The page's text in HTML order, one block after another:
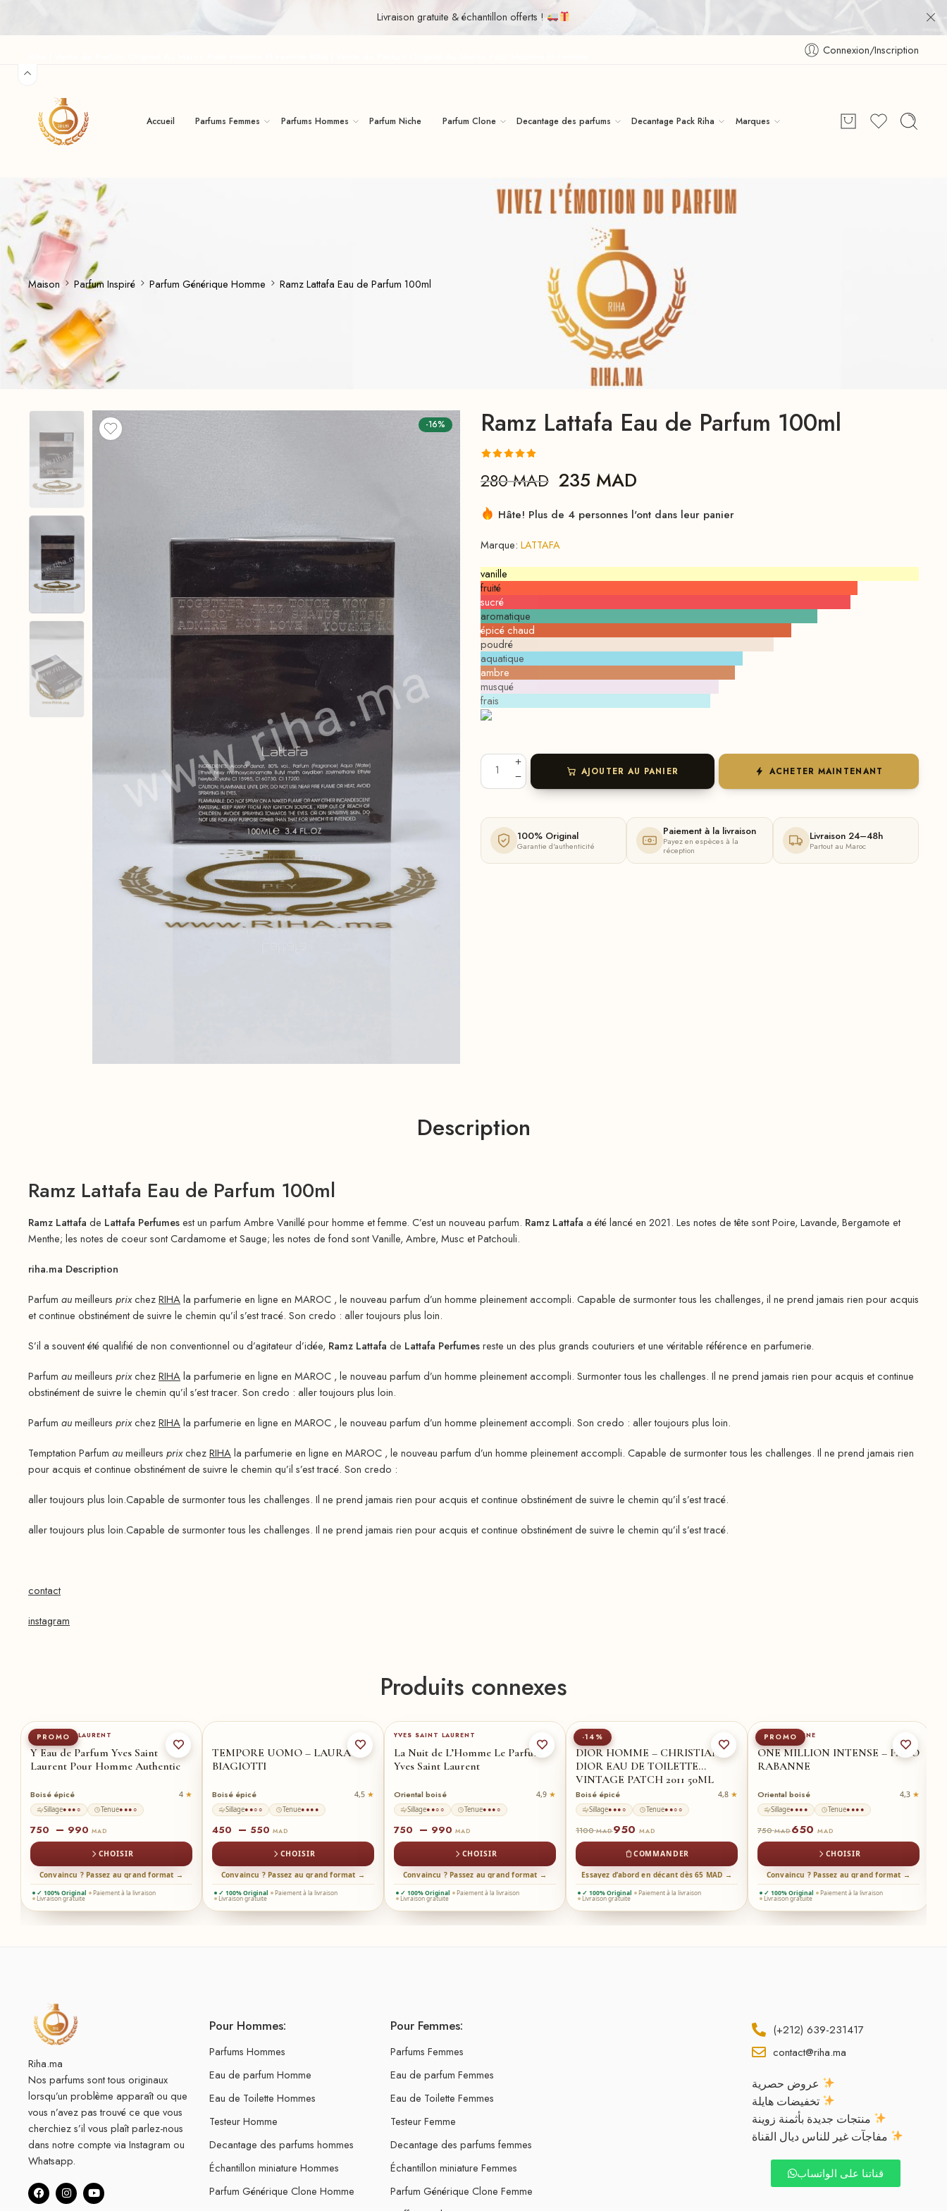
Livraison gratuite & échantillon offerts !
Connexion/Inscription
Accueil Parfums Femmes Parfums Hommes Parfum Niche Parfum Clone Decantage des parfums Decantage Pack Riha Marques
Maison Parfum Inspiré Parfum Générique Homme Ramz Lattafa Eau de Parfum 100ml
-16% Ramz Lattafa Eau de Parfum 100ml
5.00
sur 5 basé
sur
client
280MAD 235 MAD
Hâte! Plus de 4 personnes l'ont dans leur panier
Marque: LATTAFA
vanille
fruité
sucré
aromatique
épicé chaud
poudré
aquatique
ambre
musqué
frais
AJOUTER AU PANIER ACHETER MAINTENANT
100% Original
Garantie d'authenticité
Paiement à la livraison
Payez en espèces à la
réception
Livraison 24–48h
Partout au Maroc
Description
Ramz Lattafa Eau de Parfum 100ml
Ramz Lattafa de Lattafa Perfumesest un parfum Ambre Vanillé pour homme et femme. C’est un nouveau parfum. Ramz Lattafa a été lancé en 2021. Les notes de tête sont Poire, Lavande, Bergamote et
Menthe; les notes de coeur sont Cardamome et Sauge; les notes de fond sont Vanille, Ambre, Musc et Patchouli.
riha.ma Description
Parfum aumeilleurs prixchezRIHAla parfumerie en ligne en MAROC , le nouveau parfum d’un homme pleinement accompli. Capable de surmonter tous les challenges, il ne prend jamais rien pour acquis
et continue obstinément de suivre le chemin qu’il s’est tracé. Son credo : aller toujours plus loin.
S’il a souvent été qualifié de non conventionnel ou d’agitateur d’idée, Ramz Lattafa de Lattafa Perfumesreste un des plus grands couturiers et une véritable référence en parfumerie.
Parfum aumeilleurs prixchezRIHAla parfumerie en ligne en MAROC , le nouveau parfum d’un homme pleinement accompli. Surmonter tous les challenges. Il ne prend jamais rien pour acquis et continue
obstinément de suivre le chemin qu’il s’est tracer. Son credo : aller toujours plus loin.
Parfum aumeilleurs prixchezRIHAla parfumerie en ligne en MAROC , le nouveau parfum d’un homme pleinement accompli. Son credo : aller toujours plus loin.
Temptation Parfum aumeilleurs prixchezRIHAla parfumerie en ligne en MAROC , le nouveau parfum d’un homme pleinement accompli. Capable de surmonter tous les challenges. Il ne prend jamais rien
pour acquis et continue obstinément de suivre le chemin qu’il s’est tracé. Son credo :
aller toujours plus loin.Capable de surmonter tous les challenges. Il ne prend jamais rien pour acquis et continue obstinément de suivre le chemin qu’il s’est tracé.
aller toujours plus loin.Capable de surmonter tous les challenges. Il ne prend jamais rien pour acquis et continue obstinément de suivre le chemin qu’il s’est tracé.
contact
instagram
Produits connexes
PROMO
YVES SAINT LAURENT
Y Eau de Parfum Yves Saint
Laurent Pour Homme Authentic
Boisé épicé 4
Sillage●●●○ Tenue●●●○
750 – 990 MAD
CHOISIR
Convaincu ? Passez au grand format →
✓ 100% Original Paiement à la livraison
Livraison gratuite
TEMPORE UOMO – LAURA
BIAGIOTTI
Boisé épicé 4,5
Sillage●●○○ Tenue●●●●
450 – 550 MAD
CHOISIR
Convaincu ? Passez au grand format →
✓ 100% Original Paiement à la livraison
Livraison gratuite
YVES SAINT LAURENT
La Nuit de L’Homme Le Parfum
Yves Saint Laurent
Oriental boisé 4,9
Sillage●●○○ Tenue●●●○
750 – 990 MAD
CHOISIR
Convaincu ? Passez au grand format →
✓ 100% Original Paiement à la livraison
Livraison gratuite
-14%
DIOR
DIOR HOMME – CHRISTIAN
DIOR EAU DE TOILETTE
VINTAGE PATCH 2011 50ML
Boisé épicé 4,8
Sillage●●●○ Tenue●●○○
1100MAD950 MAD
COMMANDER
Essayez d’abord en décant dès 65 MAD →
✓ 100% Original Paiement à la livraison
Livraison gratuite
PROMO
PACO RABANNE
ONE MILLION INTENSE – PACO
RABANNE
Oriental boisé 4,3
Sillage●●●● Tenue●●●●
750MAD650 MAD
CHOISIR
Convaincu ? Passez au grand format →
✓ 100% Original Paiement à la livraison
Livraison gratuite
Riha.ma
Nos parfums sont tous originaux
lorsqu’un problème apparaît ou que
vous n’avez pas trouvé ce que vous
cherchiez s’il vous plaît parlez-nous
dans notre compte via Instagram ou
Whatsapp.
Pour Hommes:
Parfums Hommes
Eau de parfum Homme
Eau de Toilette Hommes
Testeur Homme
Decantage des parfums hommes
Échantillon miniature Hommes
Parfum Générique Clone Homme
Pour Femmes:
Parfums Femmes
Eau de parfum Femmes
Eau de Toilette Femmes
Testeur Femme
Decantage des parfums femmes
Échantillon miniature Femmes
Parfum Générique Clone Femme
(+212) 639-231417
contact@riha.ma
عروض حصرية
تخفيضات هايلة
منتجات جديدة بأثمنة زوينة
مفاجآت غير للناس ديال القناة
قناتنا على الواتساب